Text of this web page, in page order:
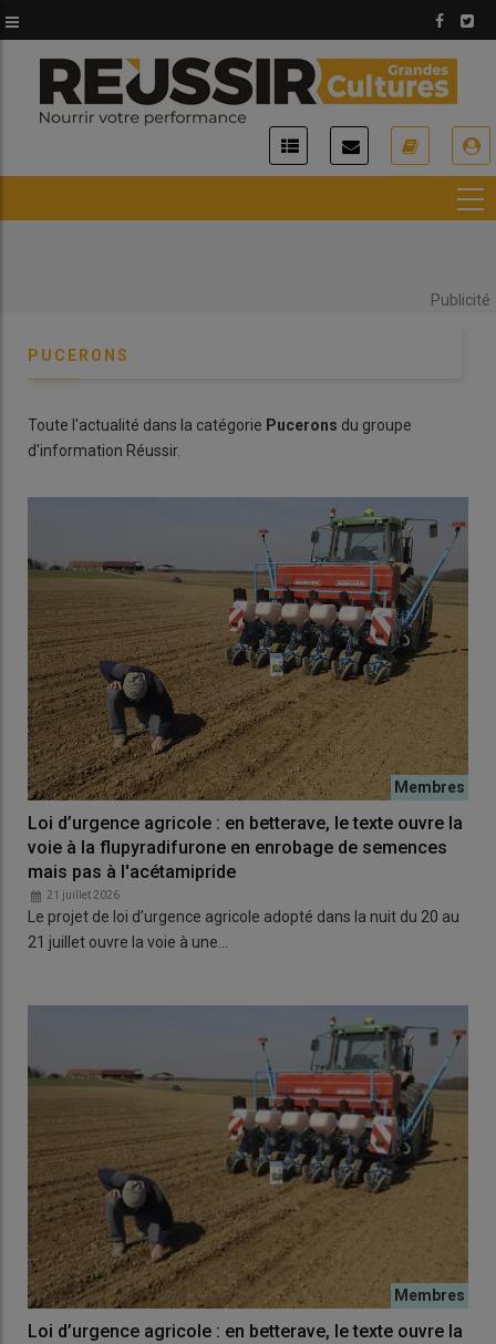
au
contenu
principal
Publicité
PUCERONS
Toute l'actualité dans la catégorie Pucerons du groupe
d'information Réussir.
Loi d’urgence agricole : en betterave, le texte ouvre la
voie à la flupyradifurone en enrobage de semences
mais pas à l'acétamipride
21 juillet 2026
Le projet de loi d’urgence agricole adopté dans la nuit du 20 au
21 juillet ouvre la voie à une…
Loi d’urgence agricole : en betterave, le texte ouvre la